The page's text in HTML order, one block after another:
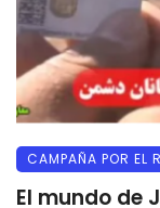
CAMPAÑA POR EL
El mundo de